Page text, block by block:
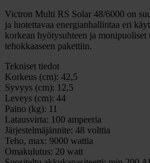
Victron Multi RS Solar 48/6000 on
ja luotettavaa energianhallintaa eri
korkean hyötysuhteen ja monipuoliset
tehokkaaseen pakettiin.
Tekniset tiedot
Korkeus (cm): 42,5
Syvyys (cm): 12,5
Leveys (cm): 44
Paino (kg): 11
Latausvirta: 100 ampeeria
Järjestelmäjännite: 48 volttia
Teho, max: 9000 wattia
Omakulutus: 20 watt